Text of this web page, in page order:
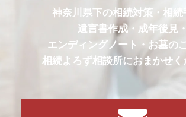
神奈川県下の相続対策・相続
遺言書作成・成年後見・
エンディングノート・お墓の
相続よろず相談所におまかせく